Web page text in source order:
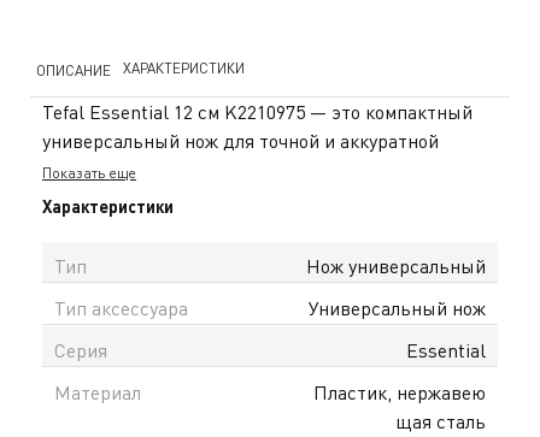
ОПИСАНИЕ ХАРАКТЕРИСТИКИ
Tefal Essential 12 см K2210975 — это компактный
универсальный нож для точной и аккуратной
работы на кухне. Длина 12 см делает его
идеальным для нарезки овощей, фруктов, сыра и
манёвренность и контроль. Лезвие из
качественной нержавеющей стали отличается
прочностью и устойчивостью к износу. Оно долго
сохраняет остроту и обеспечивает чистый, ровный
срез без лишнего давления — продукты выглядят
аккуратно, а процесс приготовления становится
быстрее. Рукоять с покрытием Soft-touch удобно
Показать еще
Характеристики
Тип
Нож универсальный
Тип аксессуара
Универсальный нож
Серия
Essential
Материал
Пластик, нержавею
щая сталь